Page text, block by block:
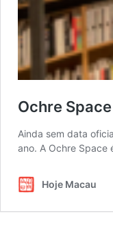
Ochre
Ainda sem data
ano. A Ochre Space
Hoje Macau